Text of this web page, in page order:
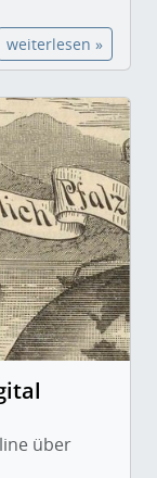
weiterlesen »
über